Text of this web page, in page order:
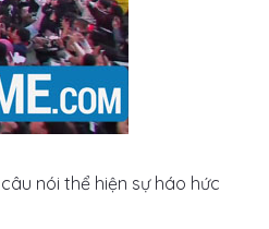
nói thể hiện sự háo hức